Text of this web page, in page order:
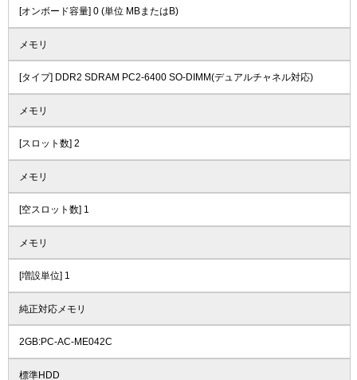
[オンボード容量] 0 (単位 MBまたはB)
メモリ
[タイプ] DDR2 SDRAM PC2-6400 SO-DIMM(デュアルチャネル対応)
メモリ
[スロット数] 2
メモリ
[空スロット数] 1
メモリ
[増設単位] 1
純正対応メモリ
2GB:PC-AC-ME042C
標準HDD